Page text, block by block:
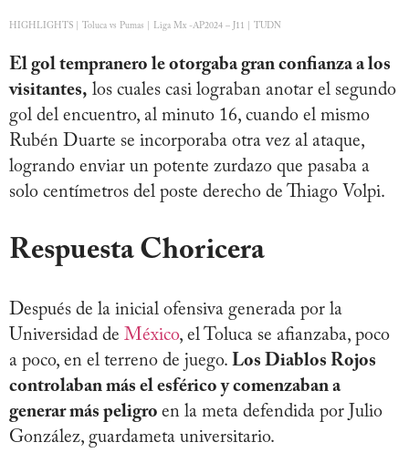
HIGHLIGHTS | Toluca vs Pumas | Liga Mx -AP2024 – J11 | TUDN
El gol tempranero le otorgaba gran confianza a los
visitantes, los cuales casi lograban anotar el segundo
gol del encuentro, al minuto 16, cuando el mismo
Rubén Duarte se incorporaba otra vez al ataque,
logrando enviar un potente zurdazo que pasaba a
solo centímetros del poste derecho de Thiago Volpi.
Respuesta Choricera
Después de la inicial ofensiva generada por la
Universidad de México, el Toluca se afianzaba, poco
a poco, en el terreno de juego. Los Diablos Rojos
controlaban más el esférico y comenzaban a
generar más peligro en la meta defendida por Julio
González, guardameta universitario.